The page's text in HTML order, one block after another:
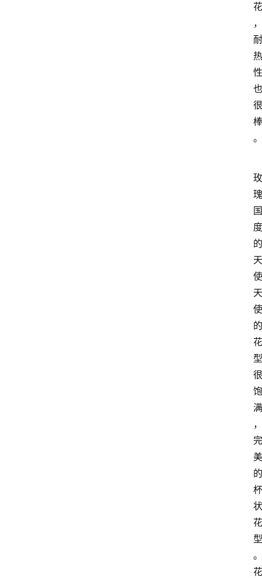
花
，
耐
热
性
也
很
棒
。
玫
瑰
国
度
的
天
使
天
使
的
花
型
很
饱
满
，
完
美
的
杯
状
花
型
。
花